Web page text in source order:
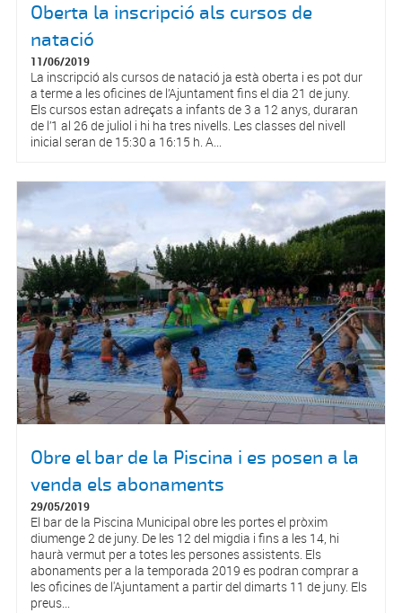
Oberta la inscripció als cursos de
natació
11/06/2019
La inscripció als cursos de natació ja està oberta i es pot dur
a terme a les oficines de l’Ajuntament fins el dia 21 de juny.
Els cursos estan adreçats a infants de 3 a 12 anys, duraran
de l’1 al 26 de juliol i hi ha tres nivells. Les classes del nivell
inicial seran de 15:30 a 16:15 h. A...
Obre el bar de la Piscina i es posen a la
venda els abonaments
29/05/2019
El bar de la Piscina Municipal obre les portes el pròxim
diumenge 2 de juny. De les 12 del migdia i fins a les 14, hi
haurà vermut per a totes les persones assistents. Els
abonaments per a la temporada 2019 es podran comprar a
les oficines de l'Ajuntament a partir del dimarts 11 de juny. Els
preus...